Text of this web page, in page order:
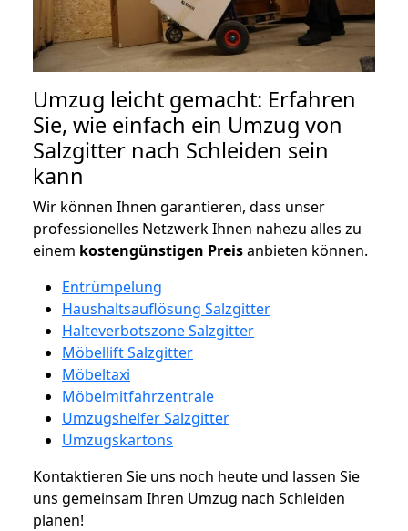
Umzug leicht gemacht: Erfahren
Sie, wie einfach ein Umzug von
Salzgitter nach Schleiden sein
kann
Wir können Ihnen garantieren, dass unser
professionelles Netzwerk Ihnen nahezu alles zu
einem kostengünstigen Preisanbieten können.
Entrümpelung
Haushaltsauflösung Salzgitter
Halteverbotszone Salzgitter
Möbellift Salzgitter
Möbeltaxi
Möbelmitfahrzentrale
Umzugshelfer Salzgitter
Umzugskartons
Kontaktieren Sie uns noch heute und lassen Sie
uns gemeinsam Ihren Umzug nach Schleiden
planen!